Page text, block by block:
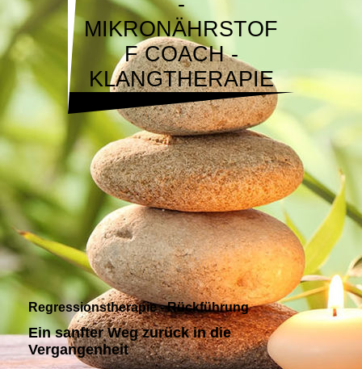
MIKRONÄHRSTOF
F COACH -
KLANGTHERAPIE
Regressionstherapie - Rückführung
Ein sanfter Weg zurück in die
Vergangenheit